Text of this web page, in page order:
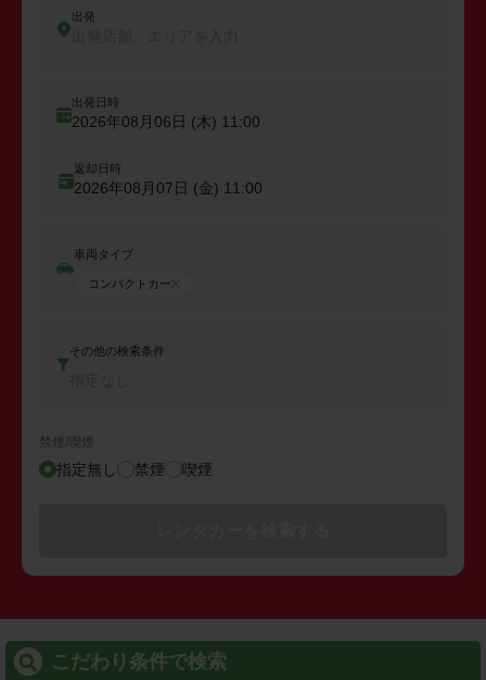
出発
出発日時
2026年08月06日 (木) 11:00
返却日時
2026年08月07日 (金) 11:00
車両タイプ
コンパクトカー
その他の検索条件
禁煙/喫煙
指定無し 禁煙 喫煙
こだわり条件で検索